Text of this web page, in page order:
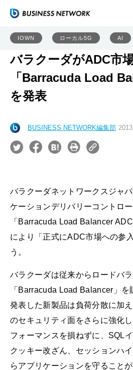
IOWN ローカル5G AI
バラクーダがADC市
「Barracuda Load
を発表
BUSINESS NETWORK編集部
バラクーダネットワークスジャ
ケーションデリバリーコントロ
「Barracuda Load Balancer
により「正式にADC市場への参
う。
バラクーダは従来からロードバ
「Barracuda Load Balancer」を
発表した新製品は負荷分散に加
のセキュリティ面をさらに強化
フォーマンスを損ねずに、SQL
クッキー改ざん、セッションハ
らアプリケーションを守ることが